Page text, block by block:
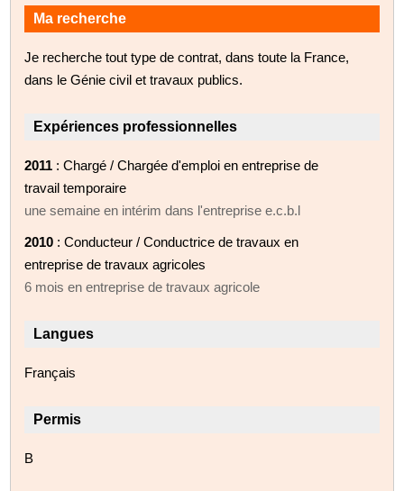
Ma recherche
Je recherche tout type de contrat, dans toute la France,
dans le Génie civil et travaux publics.
Expériences professionnelles
2011 : Chargé / Chargée d'emploi en entreprise de
travail temporaire
une semaine en intérim dans l'entreprise e.c.b.l
2010 : Conducteur / Conductrice de travaux en
entreprise de travaux agricoles
6 mois en entreprise de travaux agricole
Langues
Français
Permis
B